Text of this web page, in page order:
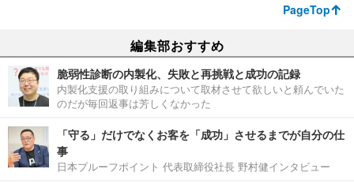
PageTop
編集部おすすめ
脆弱性診断の内製化、失敗と再挑戦と成功の記録
内製化支援の取り組みについて取材させて欲しいと頼んでいた
のだが毎回返事は芳しくなかった
「守る」だけでなくお客を「成功」させるまでが自分の仕
事
日本プルーフポイント 代表取締役社長 野村健インタビュー